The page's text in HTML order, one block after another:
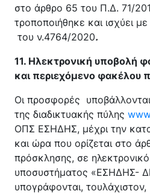
στο άρθρο 65 του Π.Δ. 71/
τροποποιήθηκε και ισχύει
του ν.4764/2020.
11. Ηλεκτρονική υποβολή
και περιεχόμενο φακέλου
Οι προσφορές
της διαδικτυακής πύλης
ΟΠΣ ΕΣΗΔΗΣ, μέχρι την
και ώρα που ορίζεται στο
πρόσκλησης, σε
υποσυστήματος «ΕΣΗΔΗΣ-
υπογράφονται,